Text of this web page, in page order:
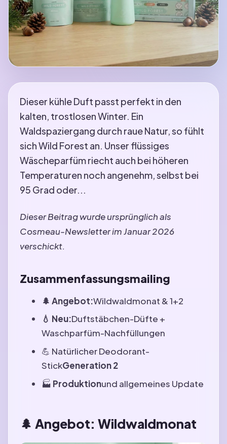
Dieser kühle Duft passt perfekt in den
kalten, trostlosen Winter. Ein
Waldspaziergang durch raue Natur, so fühlt
sich Wild Forest an. Unser flüssiges
Wäscheparfüm riecht auch bei höheren
Temperaturen noch angenehm, selbst bei
95 Grad oder...
Dieser Beitrag wurde ursprünglich als
Cosmeau-Newsletter im Januar 2026
verschickt.
Zusammenfassungsmailing
🌲 Angebot:Wildwaldmonat & 1+2
💧 Neu:Duftstäbchen-Düfte +
Waschparfüm-Nachfüllungen
💪 Natürlicher Deodorant-
StickGeneration 2
🏭 Produktionund allgemeines Update
🌲 Angebot: Wildwaldmonat